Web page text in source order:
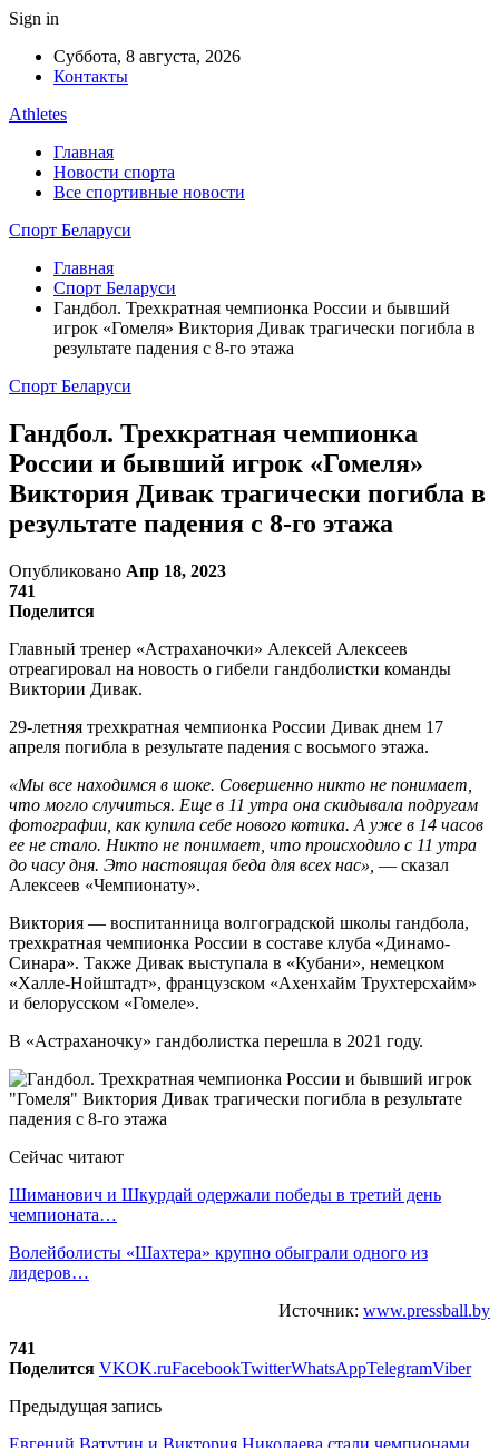
Sign in
Суббота, 8 августа, 2026
Контакты
Athletes
Главная
Новости спорта
Все спортивные новости
Спорт Беларуси
Главная
Спорт Беларуси
Гандбол. Трехкратная чемпионка России и бывший
игрок «Гомеля» Виктория Дивак трагически погибла в
результате падения с 8-го этажа
Спорт Беларуси
Гандбол. Трехкратная чемпионка
России и бывший игрок «Гомеля»
Виктория Дивак трагически погибла в
результате падения с 8-го этажа
Опубликовано Апр 18, 2023
741
Поделится
Главный тренер «Астраханочки» Алексей Алексеев
отреагировал на новость о гибели гандболистки команды
Виктории Дивак.
29-летняя трехкратная чемпионка России Дивак днем 17
апреля погибла в результате падения с восьмого этажа.
«Мы все находимся в шоке. Совершенно никто не понимает,
что могло случиться. Еще в 11 утра она скидывала подругам
фотографии, как купила себе нового котика. А уже в 14 часов
ее не стало. Никто не понимает, что происходило с 11 утра
до часу дня. Это настоящая беда для всех нас», — сказал
Алексеев «Чемпионату».
Виктория — воспитанница волгоградской школы гандбола,
трехкратная чемпионка России в составе клуба «Динамо-
Синара». Также Дивак выступала в «Кубани», немецком
«Халле-Нойштадт», французском «Ахенхайм Трухтерсхайм»
и белорусском «Гомеле».
В «Астраханочку» гандболистка перешла в 2021 году.
Сейчас читают
Шиманович и Шкурдай одержали победы в третий день
чемпионата…
Волейболисты «Шахтера» крупно обыграли одного из
лидеров…
Источник: www.pressball.by
741
Поделится VKOK.ruFacebookTwitterWhatsAppTelegramViber
Предыдущая запись
Евгений Ватутин и Виктория Николаева стали чемпионами